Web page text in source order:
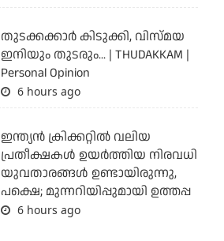
തുടക്കക്കാര്‍ കിടുക്കി, വിസ്മയ
ഇനിയും തുടരും... | THUDAKKAM |
Personal Opinion
6 hours ago
ഇന്ത്യന്‍ ക്രിക്കറ്റില്‍ വലിയ
പ്രതീക്ഷകള്‍ ഉയര്‍ത്തിയ നിരവധി
യുവതാരങ്ങള്‍ ഉണ്ടായിരുന്നു,
പക്ഷെ; മുന്നറിയിപ്പുമായി ഉത്തപ്പ
6 hours ago